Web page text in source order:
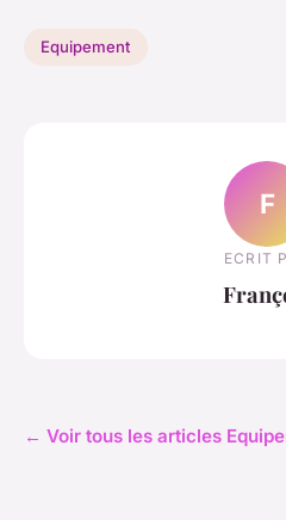
Equipement
F
ECRIT
← Voir tous les articles